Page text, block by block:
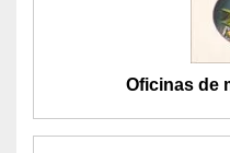
Oficinas de